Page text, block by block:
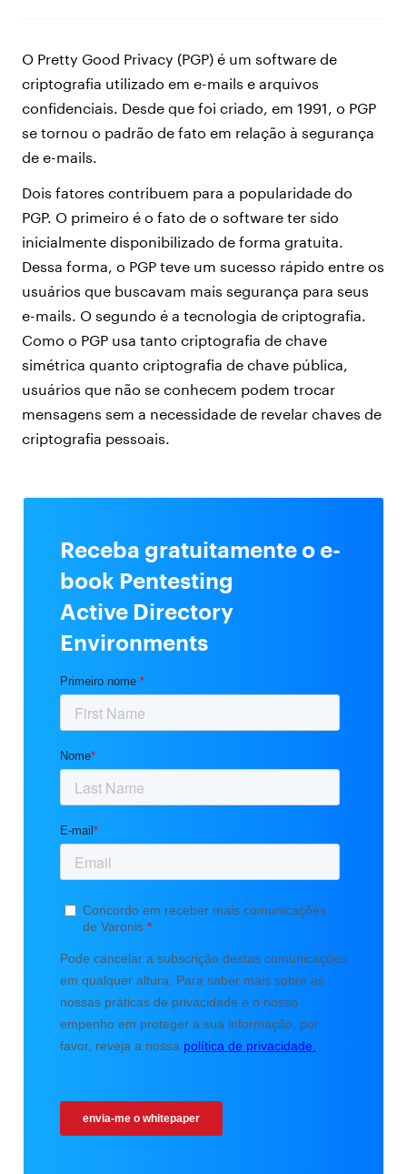
O Pretty Good Privacy (PGP) é um software de
criptografia utilizado em e-mails e arquivos
confidenciais. Desde que foi criado, em 1991, o PGP
se tornou o padrão de fato em relação à segurança
de e-mails.
Dois fatores contribuem para a popularidade do
PGP. O primeiro é o fato de o software ter sido
inicialmente disponibilizado de forma gratuita.
Dessa forma, o PGP teve um sucesso rápido entre os
usuários que buscavam mais segurança para seus
e-mails. O segundo é a tecnologia de criptografia.
Como o PGP usa tanto criptografia de chave
simétrica quanto criptografia de chave pública,
usuários que não se conhecem podem trocar
mensagens sem a necessidade de revelar chaves de
criptografia pessoais.
Receba gratuitamente o e-
book Pentesting
Active Directory
Environments